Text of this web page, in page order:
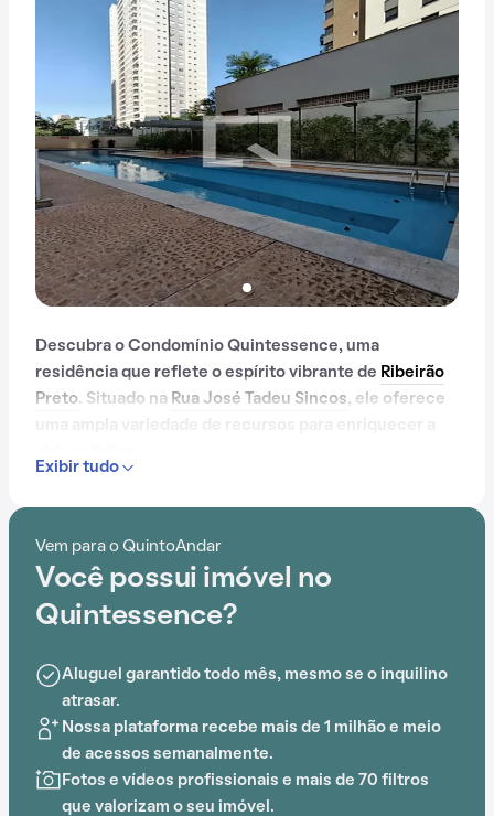
Descubra o Condomínio Quintessence, uma
residência que reflete o espírito vibrante de Ribeirão
Preto. Situado na Rua José Tadeu Sincos, ele oferece
Com mais de 8 anos, o Condomínio Quintessence já é
Com portaria 24 horas, elevador, academia, piscina,
quadra esportiva, salão de festas, churrasqueira,
Quintessence é ideal para quem busca conforto e
entretenimento.
A proximidade com SEB COC, Cultura Inglesa,
Estácio, Escola do Amanhã, Estádio Santa Cruz e
Escola Primeiros Passos adiciona praticidade a essa
Exibir tudo
Vem para o QuintoAndar
Você possui imóvel no
Quintessence?
Aluguel garantido todo mês, mesmo se o inquilino
atrasar.
Nossa plataforma recebe mais de 1 milhão e meio
de acessos semanalmente.
Fotos e vídeos profissionais e mais de 70 filtros
que valorizam o seu imóvel.